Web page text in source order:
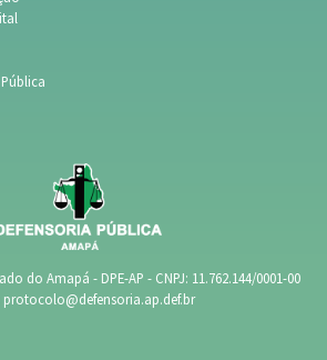
do Amapá - DPE-AP - CNPJ: 11.762.144/0001-00
protocolo@defensoria.ap.def.br